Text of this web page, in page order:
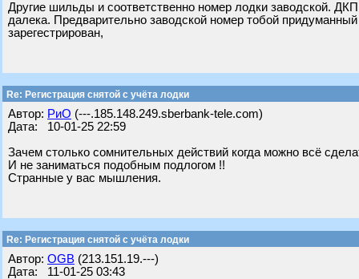
Другие шильды и соответственно номер лодки заводской.
далека. Предварительно заводской номер тобой
зарегестрирован,
Re: Регистрация снятой с учёта лодки
Автор: РиО (---.185.148.249.sberbank-tele.com)
Дата: 10-01-25 22:59
Зачем столько сомнительных действий когда можно всё
И не заниматься подобным подлогом !!
Странные у вас мышления.
Re: Регистрация снятой с учёта лодки
Автор: OGB (213.151.19.---)
Дата: 11-01-25 03:43